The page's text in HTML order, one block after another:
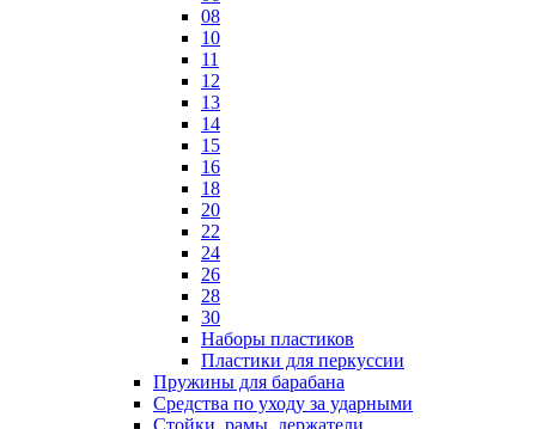
08
10
11
12
13
14
15
16
18
20
22
24
26
28
30
Наборы пластиков
Пластики для перкуссии
Пружины для барабана
Средства по уходу за ударными
Стойки, рамы, держатели